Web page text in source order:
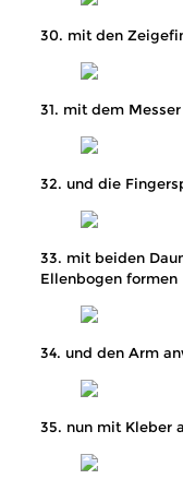
30. mit den
31. mit dem
32. und die
33. mit beiden
Ellenbogen formen
34. und den Arm
35. nun mit Kleber